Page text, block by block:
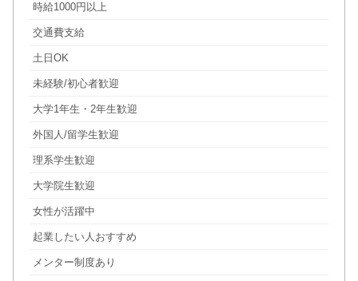
時給1000円以上
交通費支給
土日OK
未経験/初心者歓迎
大学1年生・2年生歓迎
外国人/留学生歓迎
理系学生歓迎
大学院生歓迎
女性が活躍中
起業したい人おすすめ
メンター制度あり